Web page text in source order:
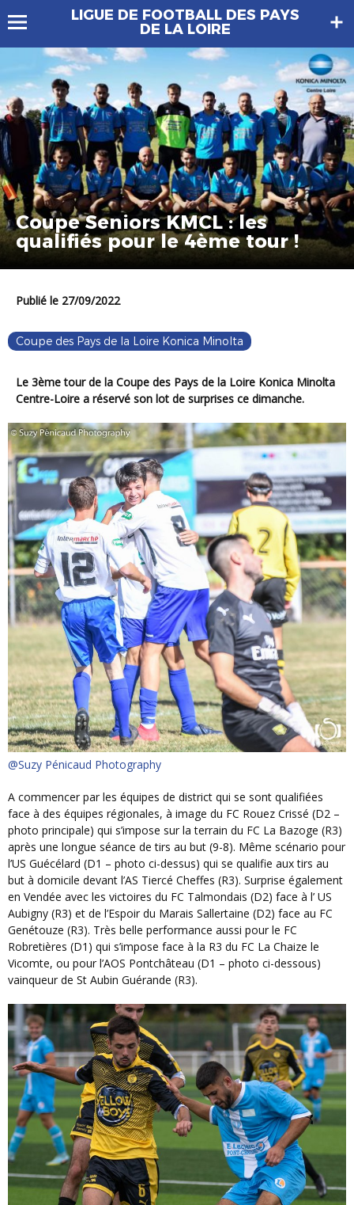
LIGUE DE FOOTBALL DES PAYS
DE LA LOIRE
Coupe Seniors KMCL : les
qualifiés pour le 4ème tour !
Publié le 27/09/2022
Coupe des Pays de la Loire Konica Minolta
Le 3ème tour de la Coupe des Pays de la Loire Konica Minolta
Centre-Loire a réservé son lot de surprises ce dimanche.
@Suzy Pénicaud Photography
A commencer par les équipes de district qui se sont qualifiées
face à des équipes régionales, à image du FC Rouez Crissé (D2 –
photo principale) qui s’impose sur la terrain du FC La Bazoge (R3)
après une longue séance de tirs au but (9-8). Même scénario pour
l’US Guécélard (D1 – photo ci-dessus) qui se qualifie aux tirs au
but à domicile devant l’AS Tiercé Cheffes (R3). Surprise également
en Vendée avec les victoires du FC Talmondais (D2) face à l’ US
Aubigny (R3) et de l’Espoir du Marais Sallertaine (D2) face au FC
Genétouze (R3). Très belle performance aussi pour le FC
Robretières (D1) qui s’impose face à la R3 du FC La Chaize le
Vicomte, ou pour l’AOS Pontchâteau (D1 – photo ci-dessous)
vainqueur de St Aubin Guérande (R3).